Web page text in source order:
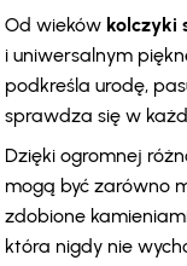
Od wieków kolczyki
i uniwersalnym
podkreśla urodę,
sprawdza się w
Dzięki ogromnej
mogą być zarówno
zdobione
która nigdy nie